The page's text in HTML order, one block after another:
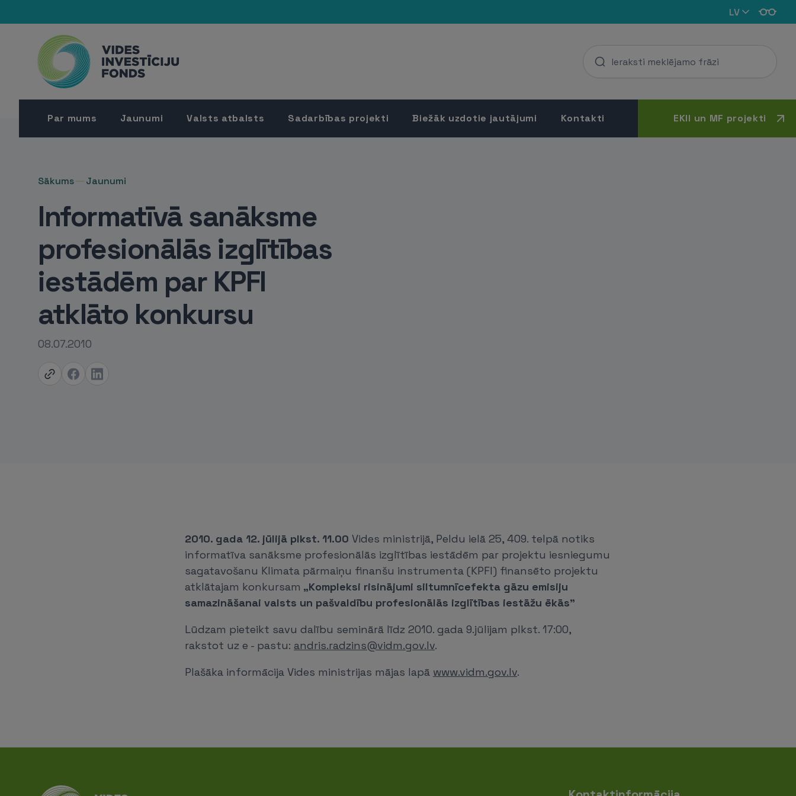
LV
Par mums Jaunumi Valsts atbalsts Sadarbības projekti Biežāk uzdotie jautājumi Kontakti EKII un MF projekti
Sākums Jaunumi
Informatīvā sanāksme
profesionālās izglītības
iestādēm par KPFI
atklāto konkursu
08.07.2010
2010. gada 12. jūlijā plkst. 11.00 Vides ministrijā, Peldu ielā 25, 409. telpā notiks
informatīva sanāksme profesionālās izglītības iestādēm par projektu iesniegumu
sagatavošanu Klimata pārmaiņu finanšu instrumenta (KPFI) finansēto projektu
atklātajam konkursam „Kompleksi risinājumi siltumnīcefekta gāzu emisiju
samazināšanai valsts un pašvaldību profesionālās izglītības iestāžu ēkās"
Lūdzam pieteikt savu dalību seminārā līdz 2010. gada 9.jūlijam plkst. 17:00,
rakstot uz e - pastu: andris.radzins@vidm.gov.lv.
Plašāka informācija Vides ministrijas mājas lapā www.vidm.gov.lv.